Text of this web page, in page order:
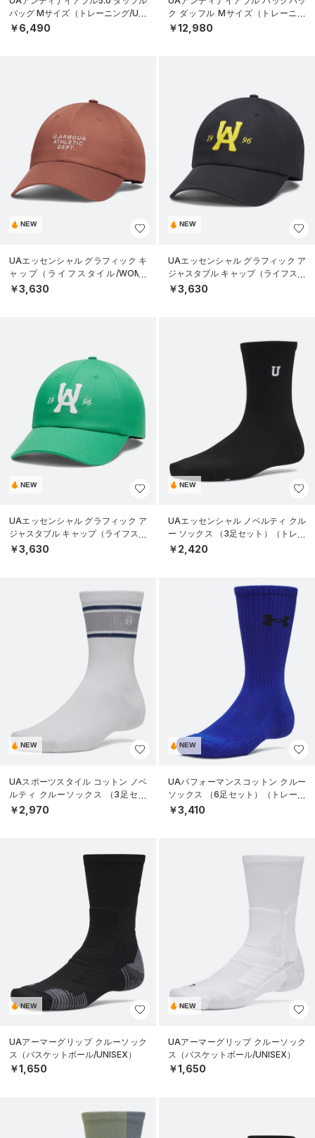
バッグ Mサイズ（トレーニング/UNI
SEX）
￥6,490
ク ダッフル Mサイズ（トレーニン
グ/UNISEX）
￥12,980
NEW
UAエッセンシャル グラフィック キ
ャップ（ライフスタイル/WOME
N）
￥3,630
NEW
UAエッセンシャル グラフィック ア
ジャスタブル キャップ（ライフスタ
イル/UNISEX）
￥3,630
NEW
UAエッセンシャル グラフィック ア
ジャスタブル キャップ（ライフスタ
イル/UNISEX）
￥3,630
NEW
UAエッセンシャル ノベルティ クル
ー ソックス （3足セット）（トレー
ニング/WOMEN）
￥2,420
NEW
UAスポーツスタイル コットン ノベ
ルティ クルーソックス （3足セッ
ト）（トレーニング/UNISEX）
￥2,970
NEW
UAパフォーマンスコットン クルー
ソックス （6足セット）（トレーニ
ング/UNISEX）
￥3,410
NEW
UAアーマーグリップ クルーソック
ス（バスケットボール/UNISEX）
￥1,650
NEW
UAアーマーグリップ クルーソック
ス（バスケットボール/UNISEX）
￥1,650